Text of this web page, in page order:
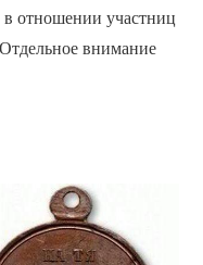
отношении участниц
внимание